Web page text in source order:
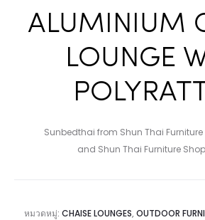
ALUMINIUM
LOUNGE
Sunbedthai from Shun Thai Furniture
and Shun Thai Furniture
หมวดหมู่: CHAISE LOUNGES, OUTDOOR